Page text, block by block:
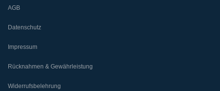
AGB
Datenschutz
Impressum
Rücknahmen & Gewährleistung
Widerrufsbelehrung